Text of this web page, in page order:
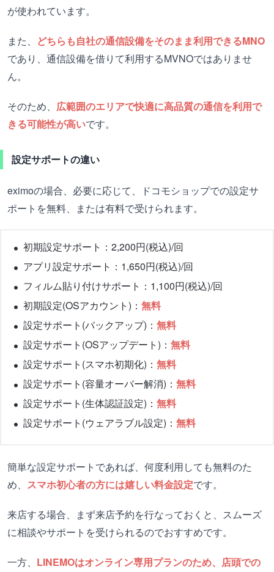
が使われています。
また、 どちらも自社の通信設備をそのまま利用できるMNO
であり、通信設備を借りて利用するMVNOではありませ
ん。
そのため、 広範囲のエリアで快適に高品質の通信を利用で
きる可能性が高いです。
設定サポートの違い
eximoの場合、必要に応じて、ドコモショップでの設定サ
ポートを無料、または有料で受けられます。
初期設定サポート：2,200円(税込)/回
アプリ設定サポート：1,650円(税込)/回
フィルム貼り付けサポート：1,100円(税込)/回
初期設定(OSアカウント)： 無料
設定サポート(バックアップ)： 無料
設定サポート(OSアップデート)： 無料
設定サポート(スマホ初期化)： 無料
設定サポート(容量オーバー解消)： 無料
設定サポート(生体認証設定)： 無料
設定サポート(ウェアラブル設定)： 無料
簡単な設定サポートであれば、何度利用しても無料のた
め、 スマホ初心者の方には嬉しい料金設定です。
来店する場合、まず来店予約を行なっておくと、スムーズ
に相談やサポートを受けられるのでおすすめです。
一方、 LINEMOはオンライン専用プランのため、店頭での